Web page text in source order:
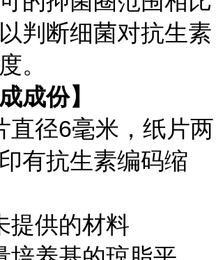
判断细菌对抗生素
。
成份】
直径6毫米，纸片两
有抗生素编码缩
提供的材料